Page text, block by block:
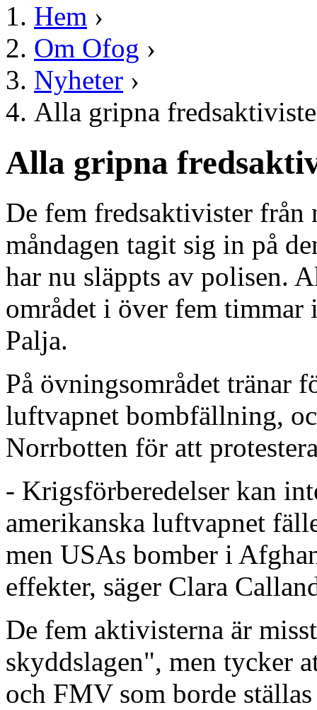
Hem ›
Om Ofog ›
Nyheter ›
Alla gripna
Alla gripna
De fem fredsaktivister från
måndagen tagit sig in på
har nu släppts av polisen.
området i över fem timmar
Palja.
På övningsområdet tränar
luftvapnet bombfällning,
Norrbotten för att
- Krigsförberedelser kan
amerikanska luftvapnet
men USAs bomber i
effekter, säger Clara
De fem aktivisterna är
skyddslagen", men tycker
och FMV som borde